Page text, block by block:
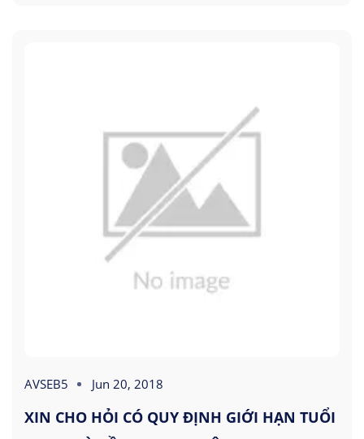
AVSEB5 Jun 20, 2018
XIN CHO HỎI CÓ QUY ĐỊNH GIỚI HẠN TUỔI